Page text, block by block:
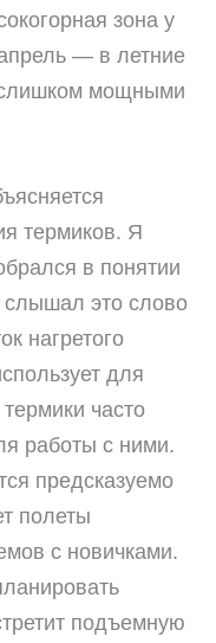
зона у
— в летние
слишком мощными
термиков. Я
в понятии
слышал это слово
нагретого
для
часто
работы с ними.
предсказуемо
полеты
с новичками.
подъемную